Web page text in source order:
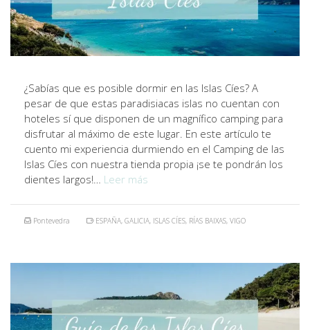
¿Sabías que es posible dormir en las Islas Cíes? A
pesar de que estas paradisiacas islas no cuentan con
hoteles sí que disponen de un magnífico camping para
disfrutar al máximo de este lugar. En este artículo te
cuento mi experiencia durmiendo en el Camping de las
Islas Cíes con nuestra tienda propia ¡se te pondrán los
dientes largos!… Leer más
Pontevedra ESPAÑA, GALICIA, ISLAS CÍES, RÍAS BAIXAS, VIGO